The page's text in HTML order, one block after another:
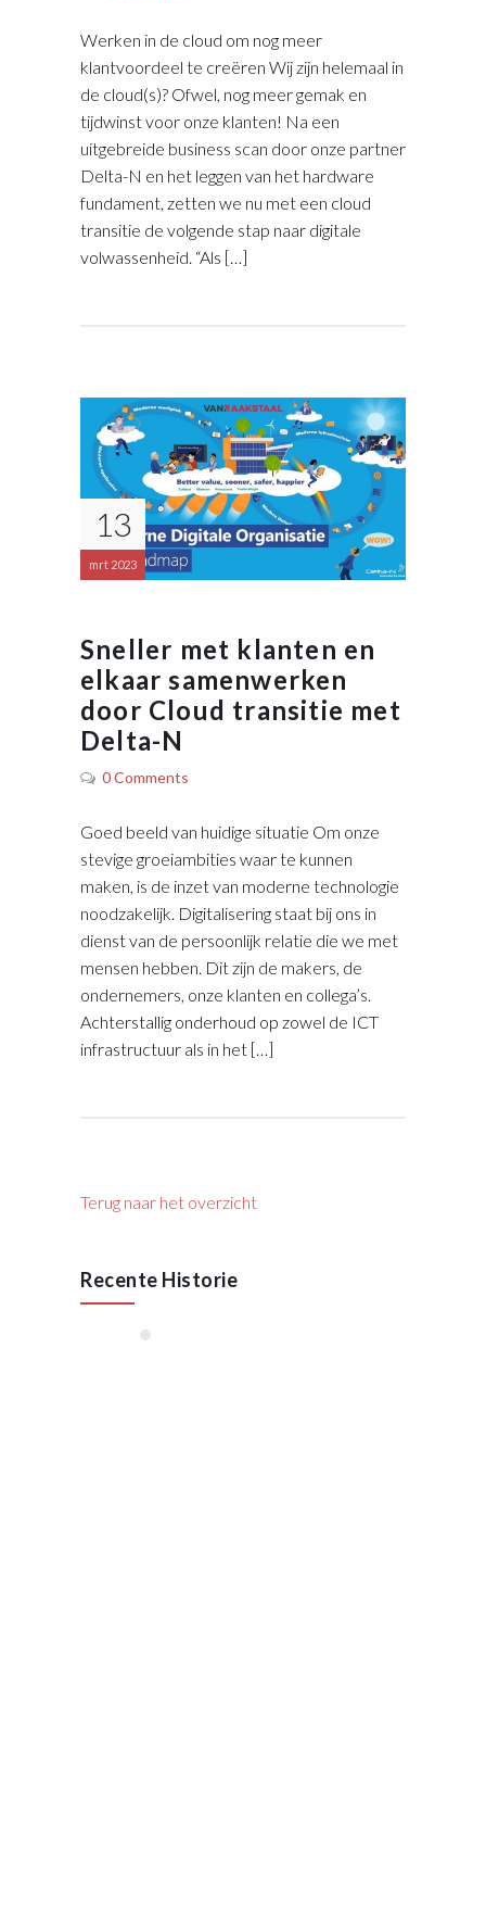
Werken in de cloud om nog meer
klantvoordeel te creëren Wij zijn helemaal in
de cloud(s)? Ofwel, nog meer gemak en
tijdwinst voor onze klanten! Na een
uitgebreide business scan door onze partner
Delta-N en het leggen van het hardware
fundament, zetten we nu met een cloud
transitie de volgende stap naar digitale
volwassenheid. “Als […]
13
mrt 2023
Sneller met klanten en
elkaar samenwerken
door Cloud transitie met
Delta-N
0 Comments
Goed beeld van huidige situatie Om onze
stevige groeiambities waar te kunnen
maken, is de inzet van moderne technologie
noodzakelijk. Digitalisering staat bij ons in
dienst van de persoonlijk relatie die we met
mensen hebben. Dit zijn de makers, de
ondernemers, onze klanten en collega’s.
Achterstallig onderhoud op zowel de ICT
infrastructuur als in het […]
Terug naar het overzicht
Recente Historie